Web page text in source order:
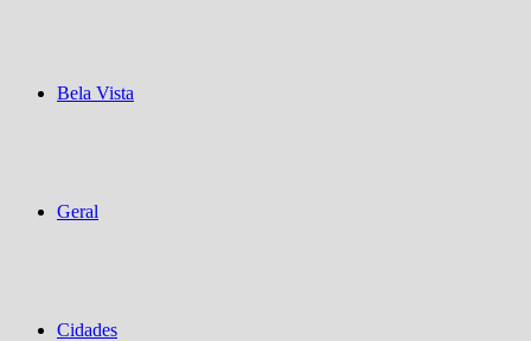
Bela Vista
Geral
Cidades